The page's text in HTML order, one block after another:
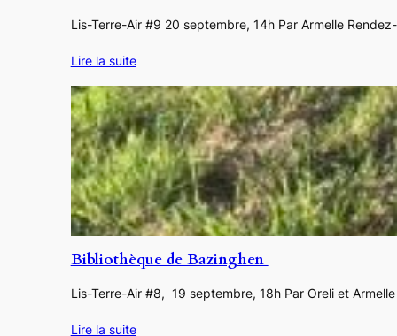
Lis-Terre-Air #9 20 septembre, 14h Par Armelle
Lire la suite
Bibliothèque de Bazinghen
Lis-Terre-Air #8, 19 septembre, 18h Par Oreli et
Lire la suite